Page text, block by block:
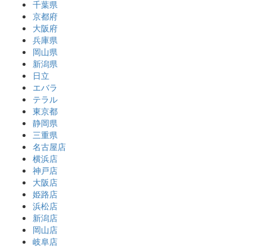
千葉県
京都府
大阪府
兵庫県
岡山県
新潟県
日立
エバラ
テラル
東京都
静岡県
三重県
名古屋店
横浜店
神戸店
大阪店
姫路店
浜松店
新潟店
岡山店
岐阜店